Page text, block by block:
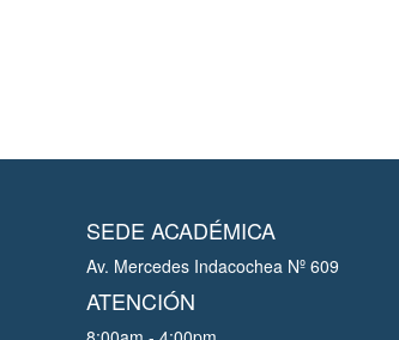
SEDE ACADÉMICA
Av. Mercedes Indacochea Nº 609
ATENCIÓN